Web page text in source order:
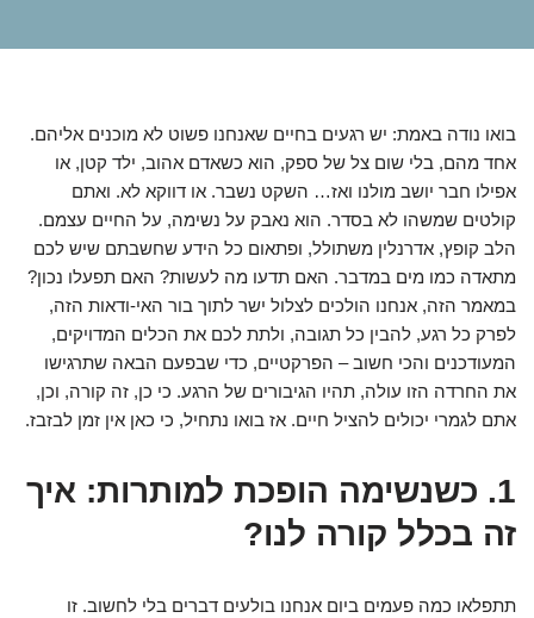
בואו נודה באמת: יש רגעים בחיים שאנחנו פשוט לא מוכנים אליהם.
אחד מהם, בלי שום צל של ספק, הוא כשאדם אהוב, ילד קטן, או
אפילו חבר יושב מולנו ואז… השקט נשבר. או דווקא לא. ואתם
קולטים שמשהו לא בסדר. הוא נאבק על נשימה, על החיים עצמם.
הלב קופץ, אדרנלין משתולל, ופתאום כל הידע שחשבתם שיש לכם
מתאדה כמו מים במדבר. האם תדעו מה לעשות? האם תפעלו נכון?
במאמר הזה, אנחנו הולכים לצלול ישר לתוך בור האי-ודאות הזה,
לפרק כל רגע, להבין כל תגובה, ולתת לכם את הכלים המדויקים,
המעודכנים והכי חשוב – הפרקטיים, כדי שבפעם הבאה שתרגישו
את החרדה הזו עולה, תהיו הגיבורים של הרגע. כי כן, זה קורה, וכן,
אתם לגמרי יכולים להציל חיים. אז בואו נתחיל, כי כאן אין זמן לבזבז.
1. כשנשימה הופכת למותרות: איך
זה בכלל קורה לנו?
תתפלאו כמה פעמים ביום אנחנו בולעים דברים בלי לחשוב. זו